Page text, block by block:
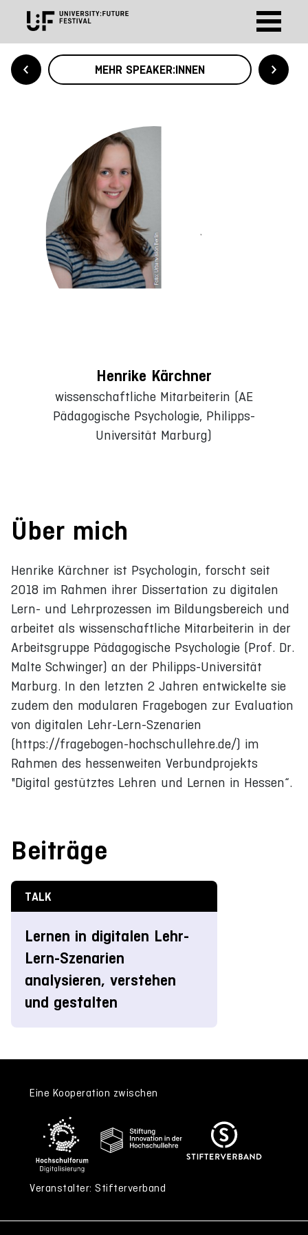
MEHR SPEAKER:INNEN
Henrike Kärchner
wissenschaftliche Mitarbeiterin (AE
Pädagogische Psychologie, Philipps-
Universität Marburg)
Über mich
Henrike Kärchner ist Psychologin, forscht seit
2018 im Rahmen ihrer Dissertation zu digitalen
Lern- und Lehrprozessen im Bildungsbereich und
arbeitet als wissenschaftliche Mitarbeiterin in der
Arbeitsgruppe Pädagogische Psychologie (Prof. Dr.
Malte Schwinger) an der Philipps-Universität
Marburg. In den letzten 2 Jahren entwickelte sie
zudem den modularen Fragebogen zur Evaluation
von digitalen Lehr-Lern-Szenarien
(https://fragebogen-hochschullehre.de/) im
Rahmen des hessenweiten Verbundprojekts
"Digital gestütztes Lehren und Lernen in Hessen“.
Beiträge
TALK
Lernen in digitalen Lehr-
Lern-Szenarien
analysieren, verstehen
und gestalten
Eine Kooperation zwischen
Veranstalter: Stifterverband